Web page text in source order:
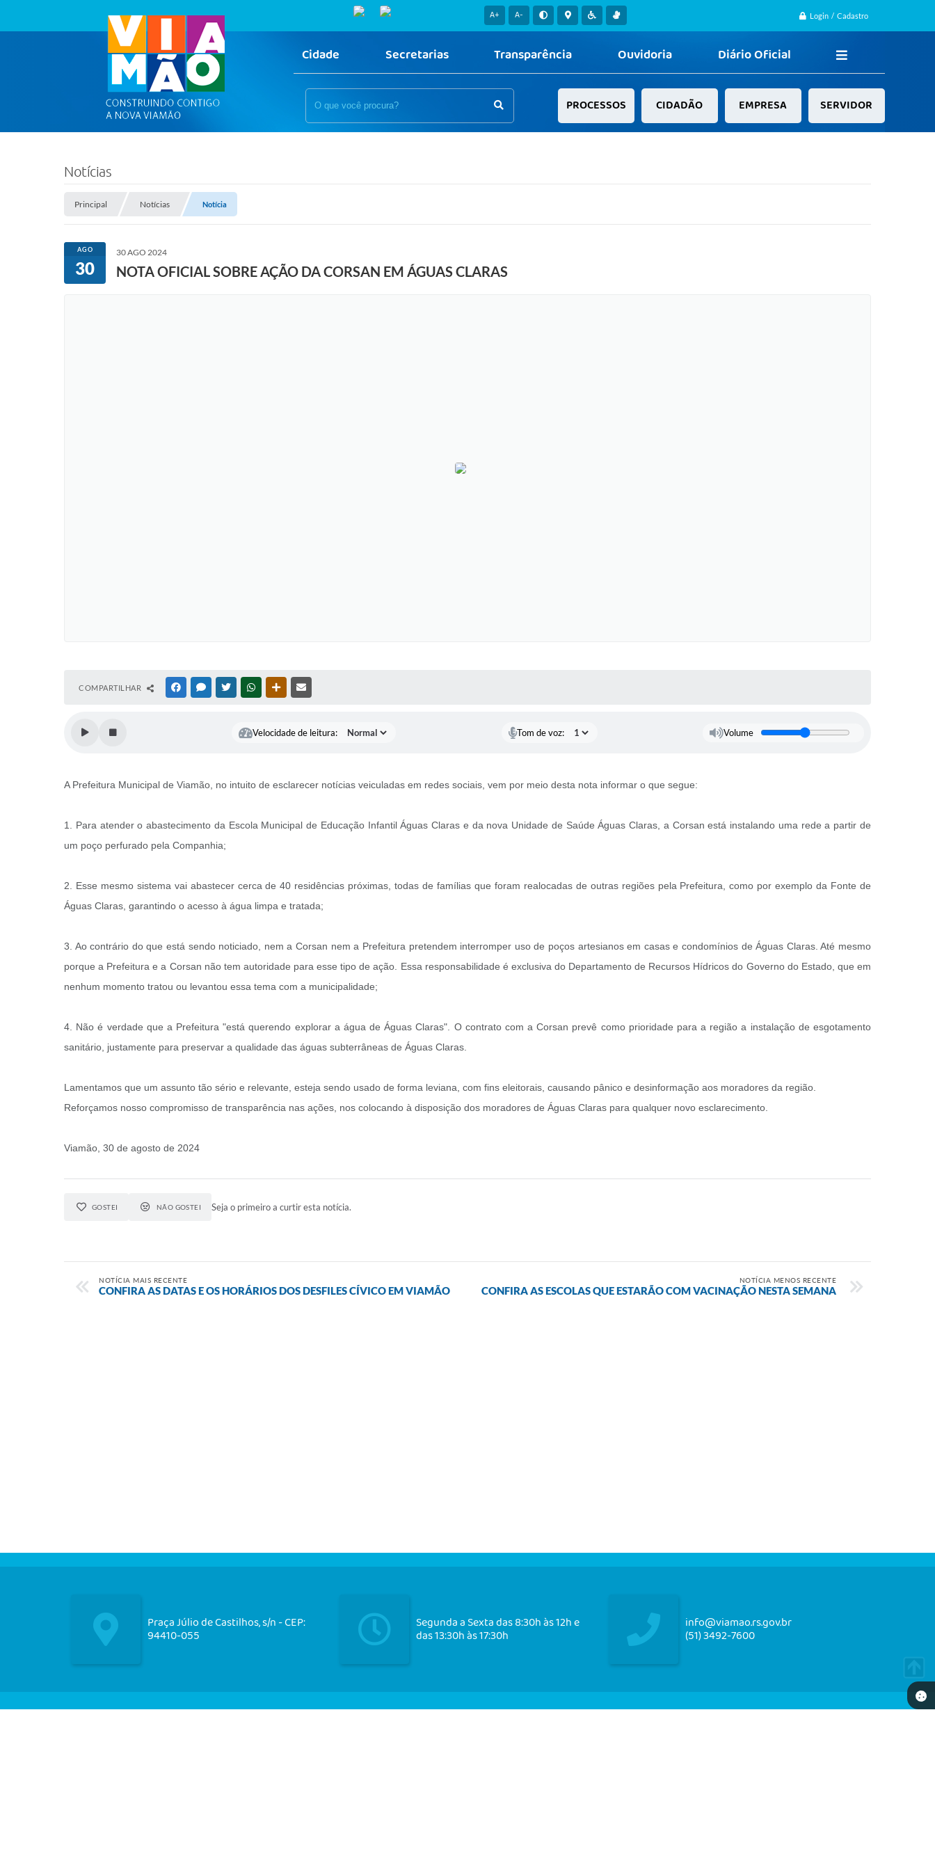
Login / Cadastro
A+ A-
Cidade Secretarias Transparência Ouvidoria Diário Oficial
PROCESSOS CIDADÃO EMPRESA SERVIDOR
Notícias
Principal Notícias Notícia
AGO
30
30 AGO 2024
NOTA OFICIAL SOBRE AÇÃO DA CORSAN EM ÁGUAS CLARAS
COMPARTILHAR FACEBOOKMESSENGER
TWITTERWHATSAPPOUTRAS MÍDIAS
Velocidade de leitura: Tom de voz: Volume
A Prefeitura Municipal de Viamão, no intuito de esclarecer notícias veiculadas em redes sociais, vem por meio desta nota informar o que segue:
1. Para atender o abastecimento da Escola Municipal de Educação Infantil Águas Claras e da nova Unidade de Saúde Águas Claras, a Corsan está instalando uma rede a partir de
um poço perfurado pela Companhia;
2. Esse mesmo sistema vai abastecer cerca de 40 residências próximas, todas de famílias que foram realocadas de outras regiões pela Prefeitura, como por exemplo da Fonte de
Águas Claras, garantindo o acesso à água limpa e tratada;
3. Ao contrário do que está sendo noticiado, nem a Corsan nem a Prefeitura pretendem interromper uso de poços artesianos em casas e condomínios de Águas Claras. Até mesmo
porque a Prefeitura e a Corsan não tem autoridade para esse tipo de ação. Essa responsabilidade é exclusiva do Departamento de Recursos Hídricos do Governo do Estado, que em
nenhum momento tratou ou levantou essa tema com a municipalidade;
4. Não é verdade que a Prefeitura "está querendo explorar a água de Águas Claras". O contrato com a Corsan prevê como prioridade para a região a instalação de esgotamento
sanitário, justamente para preservar a qualidade das águas subterrâneas de Águas Claras.
Lamentamos que um assunto tão sério e relevante, esteja sendo usado de forma leviana, com fins eleitorais, causando pânico e desinformação aos moradores da região.
Reforçamos nosso compromisso de transparência nas ações, nos colocando à disposição dos moradores de Águas Claras para qualquer novo esclarecimento.
Viamão, 30 de agosto de 2024
GOSTEI NÃO GOSTEI Seja o primeiro a curtir esta notícia.
NOTÍCIA MAIS RECENTE
CONFIRA AS DATAS E OS HORÁRIOS DOS DESFILES CÍVICO EM VIAMÃO
NOTÍCIA MENOS RECENTE
CONFIRA AS ESCOLAS QUE ESTARÃO COM VACINAÇÃO NESTA SEMANA
Praça Júlio de Castilhos, s/n - CEP:
94410-055
Segunda a Sexta das 8:30h às 12h e
das 13:30h às 17:30h
info@viamao.rs.gov.br
(51) 3492-7600